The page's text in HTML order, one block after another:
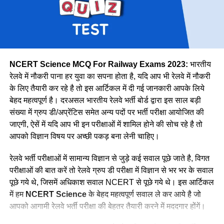
वे कहती है कि उनके इस काम को लेकर कई लोग ताने सुनाते है लेकिन वे
लोगों की बातों पर ध्यान नहीं देती है और अपना काम पूरे मन से करती है।
नीलम मानती है कि महिलाओ को हर क्षेत्र में आना चाहिए। क्योंकि महिला
पुरुष से बेहतर काम कर सकती है।
1069
18383
उत्तर
38967
उत्तर पश्चिमी
15207
दक्षिण मध्य
16947
दक्षिण पूर्व मध्य
8025
दक्षिण पूर्व
17661
दक्षिण
22357
दक्षिण पश्चिम
6581
पश्चिम मध्य
11636
पश्चिम
30667
NCERT Science MCQ For Railway Exams 2023: भारतीय
रेलवे में नौकरी पाना हर युवा का सपना होता है, यदि आप भी रेलवे में नौकरी
के लिए तैयारी कर रहे है तो इस आर्टिकल में दी गई जानकारी आपके लिये
बेहद महत्वपूर्ण है। दरअसल भारतीय रेलवे भर्ती बोर्ड द्वारा इस साल बड़ी
संख्या में ग्रुप डी/अप्रेंटिस समेत अन्य पदों पर भर्ती परीक्षा आयोजित की
जाएगी, ऐसें में यदि आप भी इन परीक्षाओं में शामिल होने की सोच रहे है तो
आपको विज्ञान विषय पर अच्छी पकड़ बना लेनी चाहिए।
रेलवे भर्ती परीक्षाओं में सामान्य विज्ञान से जुड़े कई सवाल पूछे जाते है, विगत
परीक्षाओं की बात करें तो रेलवे ग्रुप डी परीक्षा में विज्ञान से भर भर के सवाल
पूछे गये थे, जिसमें अधिकाश सवाल NCERT से पूछे गये थे। इस आर्टिकल
में हम NCERT Scienceके बेहद महत्वपूर्ण सवाल ले कर आये है जो
आपको आगामी रेलवे भर्ती परीक्षा की बेहतर तैयारी करने में मददगार होंगें।